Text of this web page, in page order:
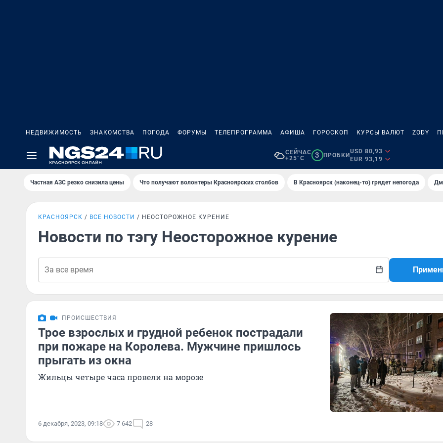
НЕДВИЖИМОСТЬ ЗНАКОМСТВА ПОГОДА ФОРУМЫ ТЕЛЕПРОГРАММА АФИША ГОРОСКОП КУРСЫ ВАЛЮТ ZODY
СЕЙЧАС
+25°C
3 ПРОБКИ
USD 80,93
EUR 93,19
Частная АЗС резко снизила цены Что получают волонтеры Красноярских столбов В Крaсноярск (нaконец-то) грядет непогодa
КРАСНОЯРСК ВСЕ НОВОСТИ НЕОСТОРОЖНОЕ КУРЕНИЕ
Новости по тэгу Неосторожное курение
ПРОИСШЕСТВИЯ
Трое взрослых и грудной ребенок пострадали
при пожаре на Королева. Мужчине пришлось
прыгать из окна
Жильцы четыре часа провели на морозе
6 декабря, 2023, 09:18 7 642 28